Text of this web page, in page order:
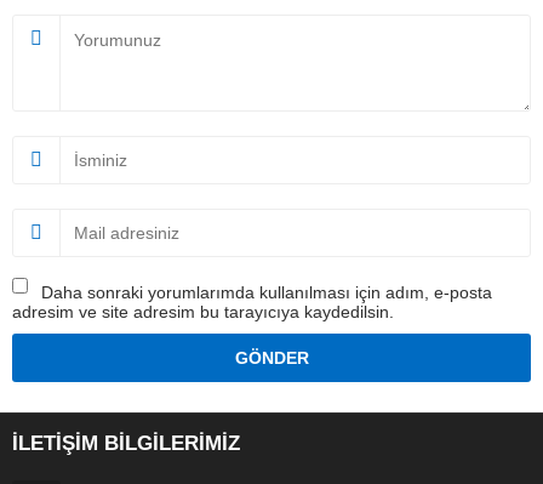
Daha sonraki yorumlarımda kullanılması için adım, e-posta
adresim ve site adresim bu tarayıcıya kaydedilsin.
İLETİŞİM BİLGİLERİMİZ